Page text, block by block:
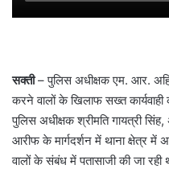
सक्ती– पुलिस अधीक्षक एम. आर.
करने वालों के खिलाफ सख्त कार्यवाही
पुलिस अधीक्षक श्रीमति गायत्री
आरीफ के मार्गदर्शन में थाना क्षेत्र
वालों के संबंध में पतासाजी की जा